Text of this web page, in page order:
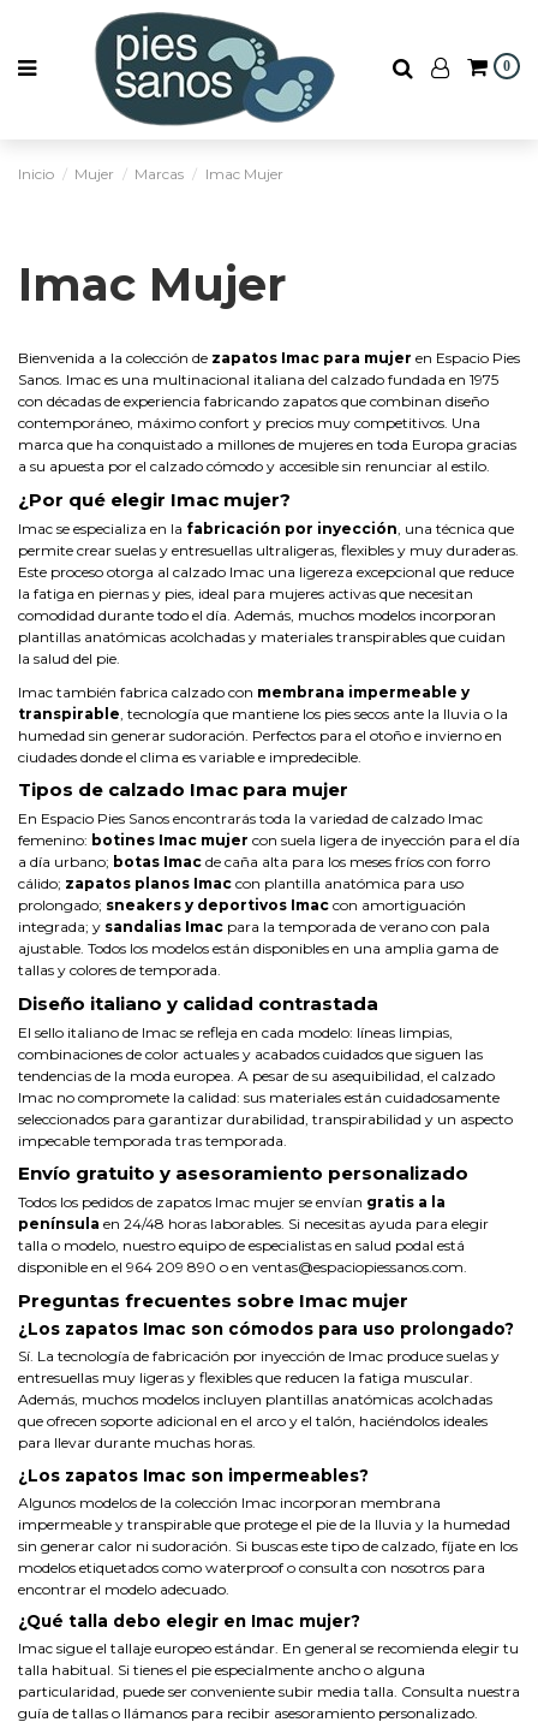
0
Inicio Mujer Marcas Imac Mujer
Imac Mujer
Bienvenida a la colección de zapatos Imac para mujer en Espacio Pies
Sanos. Imac es una multinacional italiana del calzado fundada en 1975
con décadas de experiencia fabricando zapatos que combinan diseño
contemporáneo, máximo confort y precios muy competitivos. Una
marca que ha conquistado a millones de mujeres en toda Europa gracias
a su apuesta por el calzado cómodo y accesible sin renunciar al estilo.
¿Por qué elegir Imac mujer?
Imac se especializa en la fabricación por inyección , una técnica que
permite crear suelas y entresuellas ultraligeras, flexibles y muy duraderas.
Este proceso otorga al calzado Imac una ligereza excepcional que reduce
la fatiga en piernas y pies, ideal para mujeres activas que necesitan
comodidad durante todo el día. Además, muchos modelos incorporan
plantillas anatómicas acolchadas y materiales transpirables que cuidan
la salud del pie.
Imac también fabrica calzado con membrana impermeable y
transpirable , tecnología que mantiene los pies secos ante la lluvia o la
humedad sin generar sudoración. Perfectos para el otoño e invierno en
ciudades donde el clima es variable e impredecible.
Tipos de calzado Imac para mujer
En Espacio Pies Sanos encontrarás toda la variedad de calzado Imac
femenino: botines Imac mujer con suela ligera de inyección para el día
a día urbano; botas Imac de caña alta para los meses fríos con forro
cálido; zapatos planos Imac con plantilla anatómica para uso
prolongado; sneakers y deportivos Imac con amortiguación
integrada; y sandalias Imac para la temporada de verano con pala
ajustable. Todos los modelos están disponibles en una amplia gama de
tallas y colores de temporada.
Diseño italiano y calidad contrastada
El sello italiano de Imac se refleja en cada modelo: líneas limpias,
combinaciones de color actuales y acabados cuidados que siguen las
tendencias de la moda europea. A pesar de su asequibilidad, el calzado
Imac no compromete la calidad: sus materiales están cuidadosamente
seleccionados para garantizar durabilidad, transpirabilidad y un aspecto
impecable temporada tras temporada.
Envío gratuito y asesoramiento personalizado
Todos los pedidos de zapatos Imac mujer se envían gratis a la
península en 24/48 horas laborables. Si necesitas ayuda para elegir
talla o modelo, nuestro equipo de especialistas en salud podal está
disponible en el 964 209 890 o en ventas@espaciopiessanos.com.
Preguntas frecuentes sobre Imac mujer
¿Los zapatos Imac son cómodos para uso prolongado?
Sí. La tecnología de fabricación por inyección de Imac produce suelas y
entresuellas muy ligeras y flexibles que reducen la fatiga muscular.
Además, muchos modelos incluyen plantillas anatómicas acolchadas
que ofrecen soporte adicional en el arco y el talón, haciéndolos ideales
para llevar durante muchas horas.
¿Los zapatos Imac son impermeables?
Algunos modelos de la colección Imac incorporan membrana
impermeable y transpirable que protege el pie de la lluvia y la humedad
sin generar calor ni sudoración. Si buscas este tipo de calzado, fíjate en los
modelos etiquetados como waterproof o consulta con nosotros para
encontrar el modelo adecuado.
¿Qué talla debo elegir en Imac mujer?
Imac sigue el tallaje europeo estándar. En general se recomienda elegir tu
talla habitual. Si tienes el pie especialmente ancho o alguna
particularidad, puede ser conveniente subir media talla. Consulta nuestra
guía de tallas o llámanos para recibir asesoramiento personalizado.